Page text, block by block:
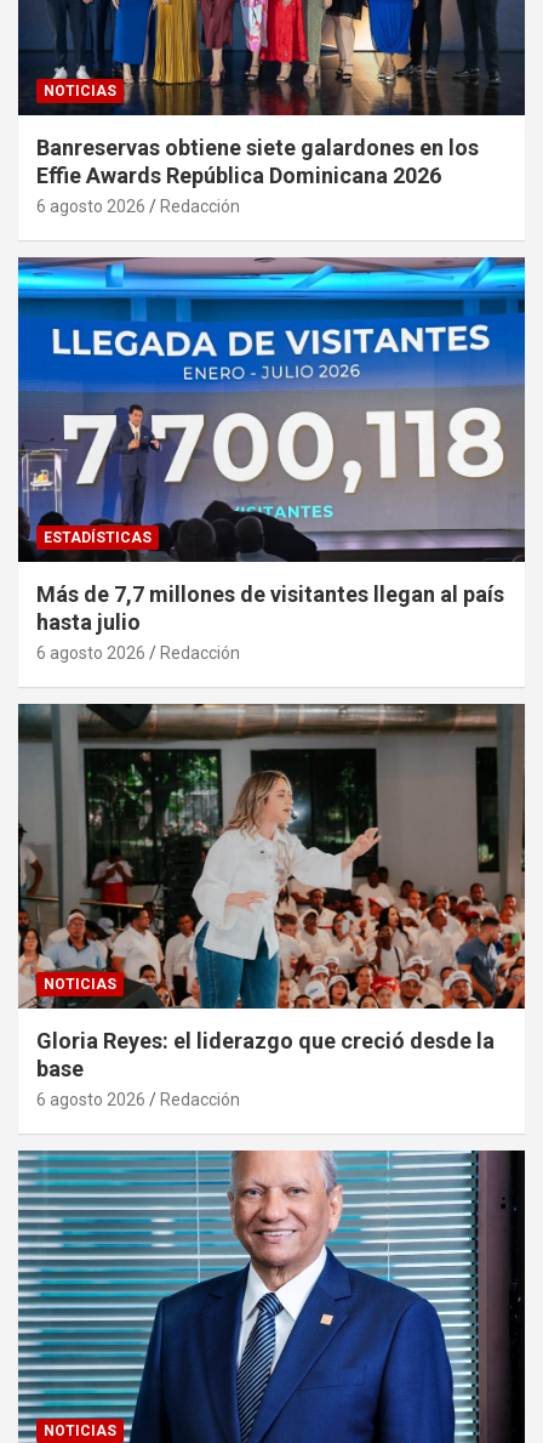
NOTICIAS
Banreservas obtiene siete galardones en los
Effie Awards República Dominicana 2026
6 agosto 2026 Redacción
ESTADÍSTICAS
Más de 7,7 millones de visitantes llegan al país
hasta julio
6 agosto 2026 Redacción
NOTICIAS
Gloria Reyes: el liderazgo que creció desde la
base
6 agosto 2026 Redacción
NOTICIAS